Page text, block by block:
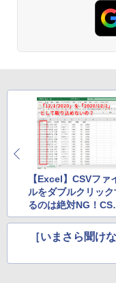
1
【Excel】CSVファ
ルをダブルクリック
るのは絶対NG！
ファイルはPower
ryで取り込みましょ
［いまさら聞け